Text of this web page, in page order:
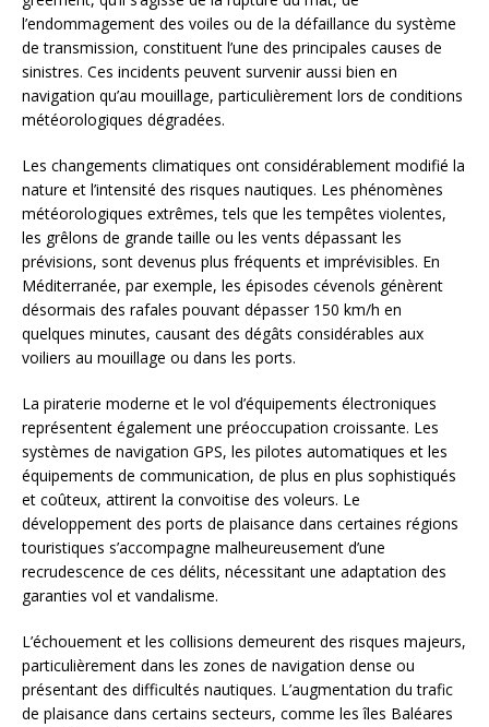
l’endommagement des voiles ou de la défaillance du système
de transmission, constituent l’une des principales causes de
sinistres. Ces incidents peuvent survenir aussi bien en
navigation qu’au mouillage, particulièrement lors de conditions
météorologiques dégradées.
Les changements climatiques ont considérablement modifié la
nature et l’intensité des risques nautiques. Les phénomènes
météorologiques extrêmes, tels que les tempêtes violentes,
les grêlons de grande taille ou les vents dépassant les
prévisions, sont devenus plus fréquents et imprévisibles. En
Méditerranée, par exemple, les épisodes cévenols génèrent
désormais des rafales pouvant dépasser 150 km/h en
quelques minutes, causant des dégâts considérables aux
voiliers au mouillage ou dans les ports.
La piraterie moderne et le vol d’équipements électroniques
représentent également une préoccupation croissante. Les
systèmes de navigation GPS, les pilotes automatiques et les
équipements de communication, de plus en plus sophistiqués
et coûteux, attirent la convoitise des voleurs. Le
développement des ports de plaisance dans certaines régions
touristiques s’accompagne malheureusement d’une
recrudescence de ces délits, nécessitant une adaptation des
garanties vol et vandalisme.
L’échouement et les collisions demeurent des risques majeurs,
particulièrement dans les zones de navigation dense ou
présentant des difficultés nautiques. L’augmentation du trafic
de plaisance dans certains secteurs, comme les îles Baléares